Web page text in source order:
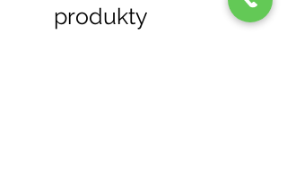
produkty